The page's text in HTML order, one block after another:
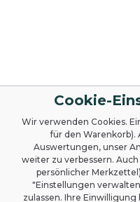
Cookie-
Wir verwenden Cookies.
für den Warenkorb).
Auswertungen, unser
weiter zu verbessern.
persönlicher
"Einstellungen
zulassen. Ihre